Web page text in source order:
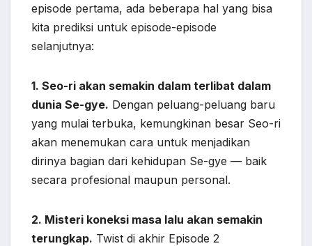
episode pertama, ada beberapa hal yang bisa
kita prediksi untuk episode-episode
selanjutnya:
1. Seo-ri akan semakin dalam terlibat dalam
dunia Se-gye. Dengan peluang-peluang baru
yang mulai terbuka, kemungkinan besar Seo-ri
akan menemukan cara untuk menjadikan
dirinya bagian dari kehidupan Se-gye — baik
secara profesional maupun personal.
2. Misteri koneksi masa lalu akan semakin
terungkap. Twist di akhir Episode 2